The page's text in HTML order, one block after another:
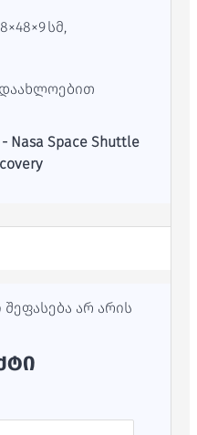
სმ,
დაახლოებით
Nasa Space Shuttle
არ არის